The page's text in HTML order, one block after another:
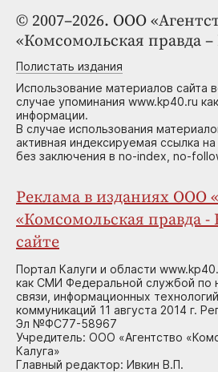
© 2007–2026. ООО
«Комсомольская правда –
Полистать издания
Использование материалов сайта
случае упоминания www.kp40.ru
информации.
В случае использования
активная индексируемая ссылка
без заключения в no-index, no-
Реклама в изданиях ООО
«Комсомольская правда -
сайте
Портал Калуги и области
как СМИ Федеральной службой по
связи, информационных
коммуникаций 11 августа 2014 г.
Эл №ФС77-58967
Учредитель: ООО «Агентство
Калуга»
Главный редактор: Ивкин В.П.